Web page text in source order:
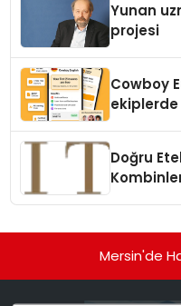
Yunan
projesi
Cowboy
Doğru
Mersin'de